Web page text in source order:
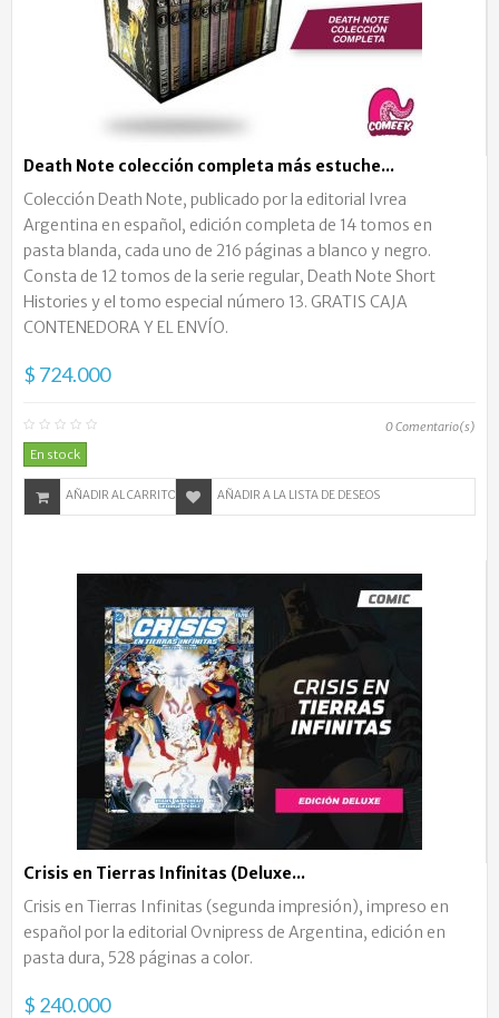
Death Note colección completa más estuche...
Colección Death Note, publicado por la editorial Ivrea
Argentina en español, edición completa de 14 tomos en
pasta blanda, cada uno de 216 páginas a blanco y negro.
Consta de 12 tomos de la serie regular, Death Note Short
Histories y el tomo especial número 13. GRATIS CAJA
CONTENEDORA Y EL ENVÍO.
$ 724.000
0Comentario(s)
En stock
AÑADIR AL CARRITO AÑADIR A LA LISTA DE DESEOS
Crisis en Tierras Infinitas (Deluxe...
Crisis en Tierras Infinitas (segunda impresión), impreso en
español por la editorial Ovnipress de Argentina, edición en
pasta dura, 528 páginas a color.
$ 240.000